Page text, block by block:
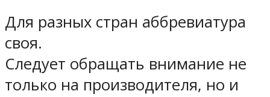
Для разных стран аббревиатура
своя.
Следует обращать внимание не
только на производителя, но и